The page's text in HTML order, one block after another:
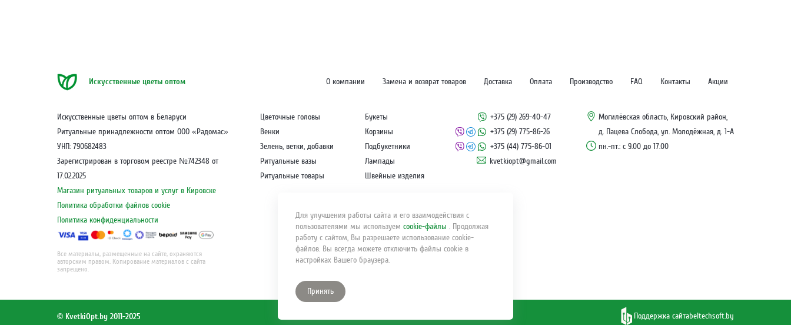
Искусственные цветы оптом О компании Замена и возврат товаров Доставка Оплата Производство FAQ Контакты Акции
Искусственные цветы оптом в Беларуси
Ритуальные принадлежности оптом ООО «Радомас»
УНП: 790682483
Зарегистрирован в торговом реестре №742348 от
17.02.2025
Магазин ритуальных товаров и услуг в Кировске
Политика обработки файлов cookie
Политика конфиденциальности
Все материалы, размещенные на сайте, охраняются
авторским правом. Копирование материалов с сайта
запрещено.
Цветочные головы
Букеты
Венки
Корзины
Зелень, ветки, добавки
Подбукетники
Ритуальные вазы
Лампады
Ритуальные товары
Швейные изделия
+375 (29) 269-40-47
+375 (29) 775-86-26
+375 (44) 775-86-01
kvetkiopt@gmail.com
Могилёвская область, Кировский район,
д. Пацева Слобода, ул. Молодёжная, д. 1-А
пн.-пт.: с 9.00 до 17.00
© KvetkiOpt.by 2011-2025 Поддержка сайтаbeltechsoft.by
Для улучшения работы сайта и его взаимодействия с
пользователями мы используем cookie-файлы . Продолжая
работу с сайтом, Вы разрешаете использование cookie-
файлов. Вы всегда можете отключить файлы cookie в
настройках Вашего браузера.
Принять